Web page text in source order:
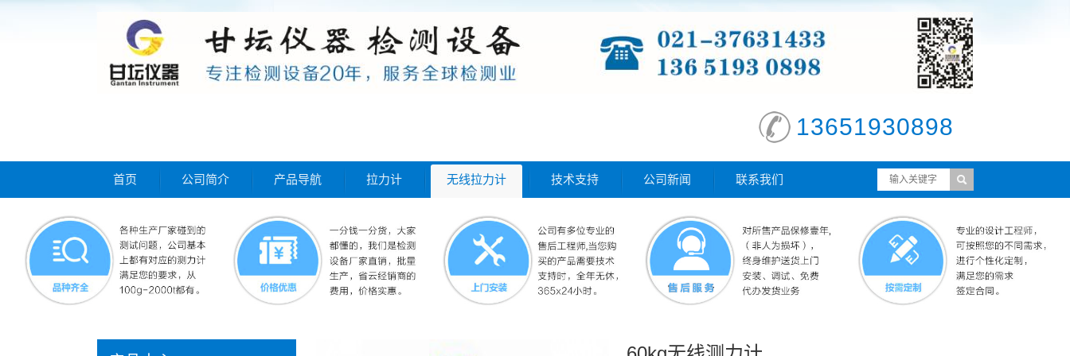
13651930898
首页 公司简介 产品导航 拉力计 无线拉力计 技术支持 公司新闻 联系我们